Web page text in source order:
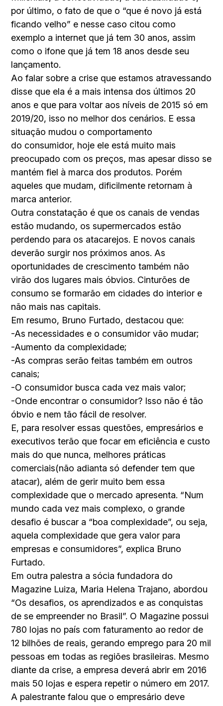
por último, o fato de que o “que é novo já está
ficando velho” e nesse caso citou como
exemplo a internet que já tem 30 anos, assim
como o ifone que já tem 18 anos desde seu
lançamento.
Ao falar sobre a crise que estamos atravessando
disse que ela é a mais intensa dos últimos 20
anos e que para voltar aos níveis de 2015 só em
2019/20, isso no melhor dos cenários. E essa
situação mudou o comportamento
do consumidor, hoje ele está muito mais
preocupado com os preços, mas apesar disso se
mantém fiel à marca dos produtos. Porém
aqueles que mudam, dificilmente retornam à
marca anterior.
Outra constatação é que os canais de vendas
estão mudando, os supermercados estão
perdendo para os atacarejos. E novos canais
deverão surgir nos próximos anos. As
oportunidades de crescimento também não
virão dos lugares mais óbvios. Cinturões de
consumo se formarão em cidades do interior e
não mais nas capitais.
Em resumo, Bruno Furtado, destacou que:
-As necessidades e o consumidor vão mudar;
-Aumento da complexidade;
-As compras serão feitas também em outros
canais;
-O consumidor busca cada vez mais valor;
-Onde encontrar o consumidor? Isso não é tão
óbvio e nem tão fácil de resolver.
E, para resolver essas questões, empresários e
executivos terão que focar em eficiência e custo
mais do que nunca, melhores práticas
comerciais(não adianta só defender tem que
atacar), além de gerir muito bem essa
complexidade que o mercado apresenta. “Num
mundo cada vez mais complexo, o grande
desafio é buscar a “boa complexidade”, ou seja,
aquela complexidade que gera valor para
empresas e consumidores”, explica Bruno
Furtado.
Em outra palestra a sócia fundadora do
Magazine Luiza, Maria Helena Trajano, abordou
“Os desafios, os aprendizados e as conquistas
de se empreender no Brasil”. O Magazine possui
780 lojas no país com faturamento ao redor de
12 bilhões de reais, gerando emprego para 20 mil
pessoas em todas as regiões brasileiras. Mesmo
diante da crise, a empresa deverá abrir em 2016
mais 50 lojas e espera repetir o número em 2017.
A palestrante falou que o empresário deve